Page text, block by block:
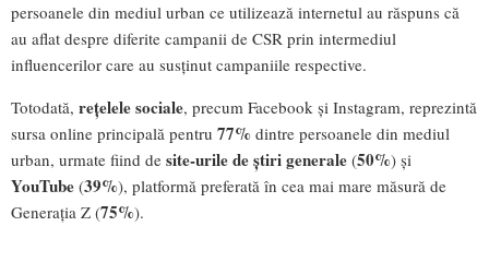
persoanele din mediul urban ce utilizează internetul au răspuns că
au aflat despre diferite campanii de CSR prin intermediul
influencerilor care au susținut campaniile respective.
Totodată, rețelele sociale, precum Facebook și Instagram, reprezintă
sursa online principală pentru 77% dintre persoanele din mediul
urban, urmate fiind de site-urile de știri generale (50%) și
YouTube (39%), platformă preferată în cea mai mare măsură de
Generația Z (75%).